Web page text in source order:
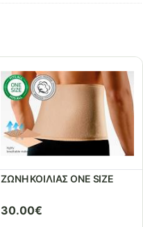
ΖΩΝΗ ΚΟΙΛΙΑΣ ONE SIZE
30.00€